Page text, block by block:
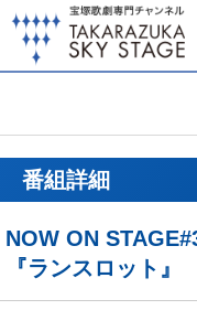
番組詳細
NOW ON
『ランスロット』